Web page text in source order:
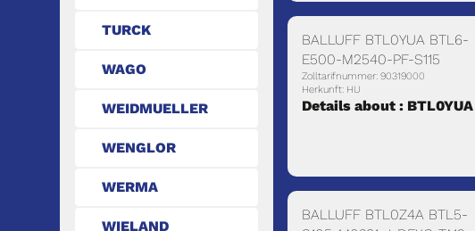
TURCK
WAGO
WEIDMUELLER
WENGLOR
WERMA
WIELAND
BALLUFF BTL0YUA BTL6-
E500-M2540-PF-S115
Zolltarifnummer: 90319000
Herkunft: HU
Details about : BTL0YUA
BALLUFF BTL0Z4A BTL5-